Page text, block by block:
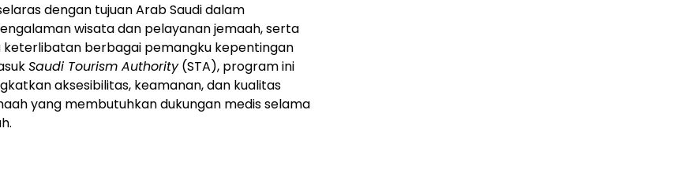
dengan tujuan Arab Saudi dalam
wisata dan pelayanan jemaah, serta
keterlibatan berbagai pemangku kepentingan
Saudi Tourism Authority(STA), program ini
aksesibilitas, keamanan, dan kualitas
yang membutuhkan dukungan medis selama